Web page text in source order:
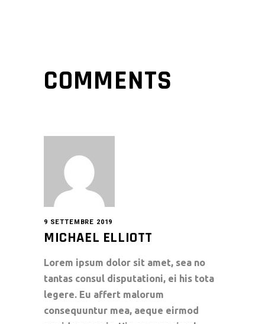
COMMENTS
9 SETTEMBRE 2019
MICHAEL ELLIOTT
Lorem ipsum dolor sit amet, sea no
tantas consul disputationi, ei his tota
legere. Eu affert malorum
consequuntur mea, aeque eirmod